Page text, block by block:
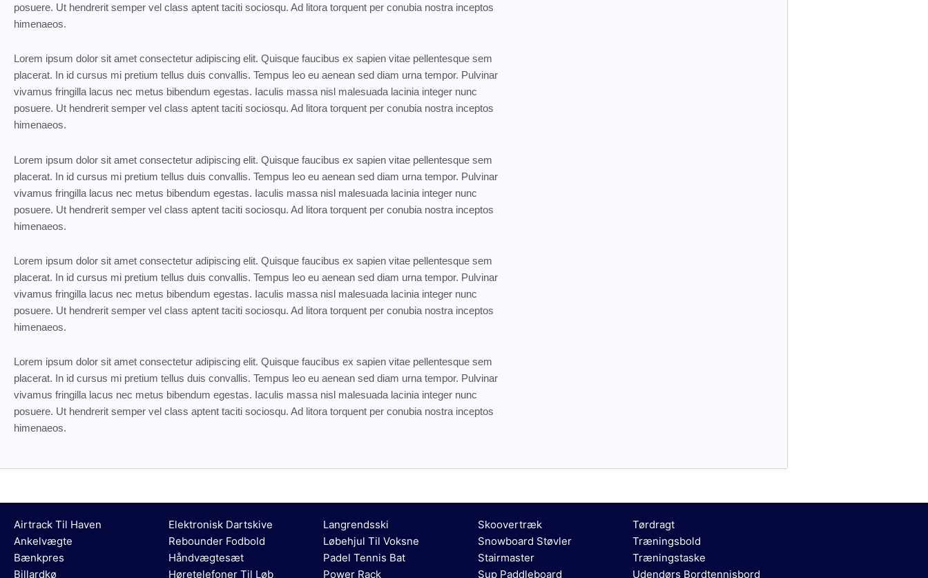
posuere. Ut hendrerit semper vel class aptent taciti sociosqu. Ad litora torquent per conubia nostra inceptos
himenaeos.
Lorem ipsum dolor sit amet consectetur adipiscing elit. Quisque faucibus ex sapien vitae pellentesque sem
placerat. In id cursus mi pretium tellus duis convallis. Tempus leo eu aenean sed diam urna tempor. Pulvinar
vivamus fringilla lacus nec metus bibendum egestas. Iaculis massa nisl malesuada lacinia integer nunc
posuere. Ut hendrerit semper vel class aptent taciti sociosqu. Ad litora torquent per conubia nostra inceptos
himenaeos.
Lorem ipsum dolor sit amet consectetur adipiscing elit. Quisque faucibus ex sapien vitae pellentesque sem
placerat. In id cursus mi pretium tellus duis convallis. Tempus leo eu aenean sed diam urna tempor. Pulvinar
vivamus fringilla lacus nec metus bibendum egestas. Iaculis massa nisl malesuada lacinia integer nunc
posuere. Ut hendrerit semper vel class aptent taciti sociosqu. Ad litora torquent per conubia nostra inceptos
himenaeos.
Lorem ipsum dolor sit amet consectetur adipiscing elit. Quisque faucibus ex sapien vitae pellentesque sem
placerat. In id cursus mi pretium tellus duis convallis. Tempus leo eu aenean sed diam urna tempor. Pulvinar
vivamus fringilla lacus nec metus bibendum egestas. Iaculis massa nisl malesuada lacinia integer nunc
posuere. Ut hendrerit semper vel class aptent taciti sociosqu. Ad litora torquent per conubia nostra inceptos
himenaeos.
Lorem ipsum dolor sit amet consectetur adipiscing elit. Quisque faucibus ex sapien vitae pellentesque sem
placerat. In id cursus mi pretium tellus duis convallis. Tempus leo eu aenean sed diam urna tempor. Pulvinar
vivamus fringilla lacus nec metus bibendum egestas. Iaculis massa nisl malesuada lacinia integer nunc
posuere. Ut hendrerit semper vel class aptent taciti sociosqu. Ad litora torquent per conubia nostra inceptos
himenaeos.
Airtrack Til Haven
Ankelvægte
Bænkpres
Billardkø
Elektronisk Dartskive
Rebounder Fodbold
Håndvægtesæt
Høretelefoner Til Løb
Langrendsski
Løbehjul Til Voksne
Padel Tennis Bat
Power Rack
Skoovertræk
Snowboard Støvler
Stairmaster
Sup Paddleboard
Tørdragt
Træningsbold
Træningstaske
Udendørs Bordtennisbord